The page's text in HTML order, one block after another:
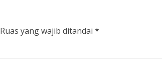
Ruas yang wajib ditandai *